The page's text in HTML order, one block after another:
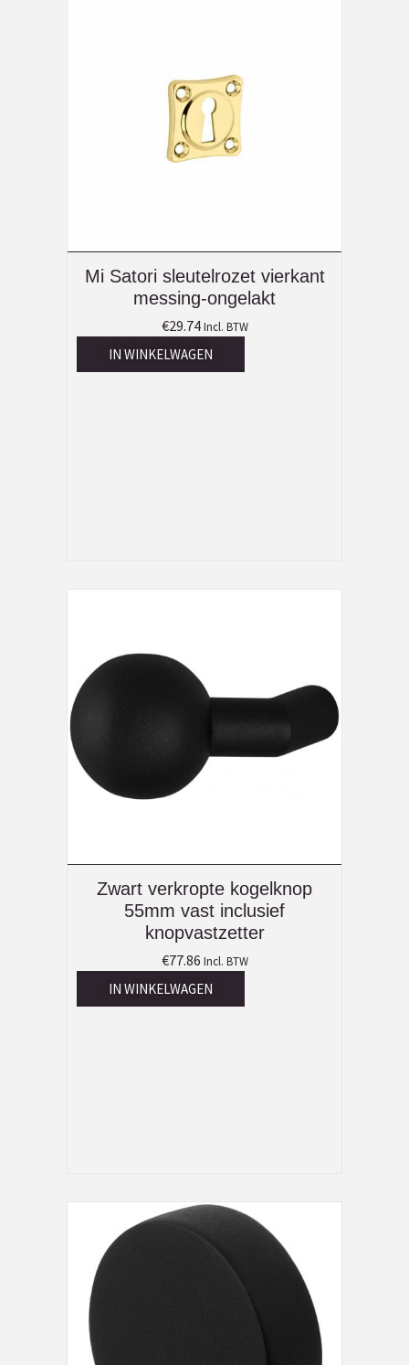
Mi Satori sleutelrozet vierkant
messing-ongelakt
€29.74 Incl. BTW
IN WINKELWAGEN
Zwart verkropte kogelknop
55mm vast inclusief
knopvastzetter
€77.86 Incl. BTW
IN WINKELWAGEN